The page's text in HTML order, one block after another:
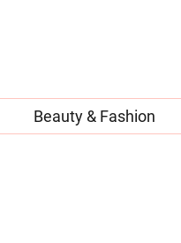
Beauty & Fashion